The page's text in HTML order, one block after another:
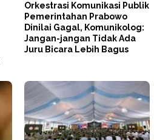
Orkestrasi Komunikasi Publik
Pemerintahan Prabowo
Dinilai Gagal, Komunikolog:
Jangan-jangan Tidak Ada
Juru Bicara Lebih Bagus